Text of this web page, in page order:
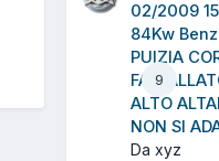
9
02/2009
84Kw
PUIZIA
ALTO
NON SI
Da xyz